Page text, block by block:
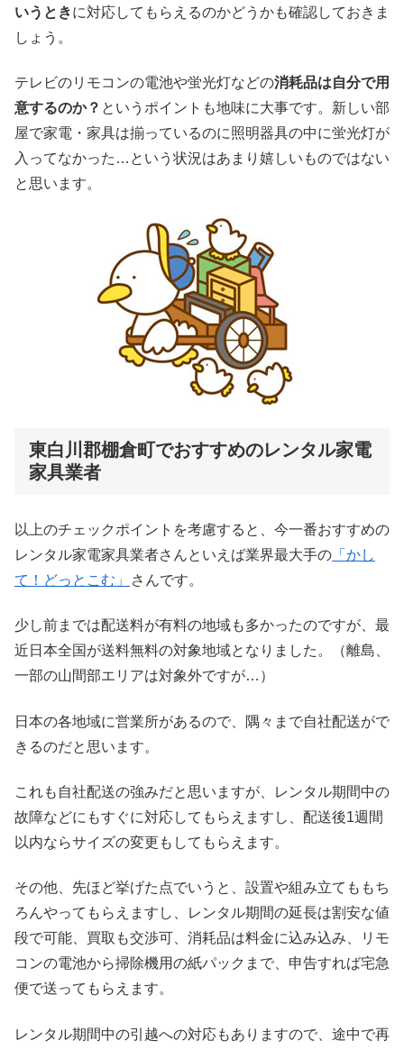
いうときに対応してもらえるのかどうかも確認しておきま
しょう。
テレビのリモコンの電池や蛍光灯などの消耗品は自分で用
意するのか？ というポイントも地味に大事です。新しい部
屋で家電・家具は揃っているのに照明器具の中に蛍光灯が
入ってなかった…という状況はあまり嬉しいものではない
と思います。
東白川郡棚倉町でおすすめのレンタル家電
家具業者
以上のチェックポイントを考慮すると、今一番おすすめの
レンタル家電家具業者さんといえば業界最大手の 「かし
て！どっとこむ」
さんです。
少し前までは配送料が有料の地域も多かったのですが、最
近日本全国が送料無料の対象地域となりました。（離島、
一部の山間部エリアは対象外ですが…）
日本の各地域に営業所があるので、隅々まで自社配送がで
きるのだと思います。
これも自社配送の強みだと思いますが、レンタル期間中の
故障などにもすぐに対応してもらえますし、配送後1週間
以内ならサイズの変更もしてもらえます。
その他、先ほど挙げた点でいうと、設置や組み立てももち
ろんやってもらえますし、レンタル期間の延長は割安な値
段で可能、買取も交渉可、消耗品は料金に込み込み、リモ
コンの電池から掃除機用の紙パックまで、申告すれば宅急
便で送ってもらえます。
レンタル期間中の引越への対応もありますので、途中で再